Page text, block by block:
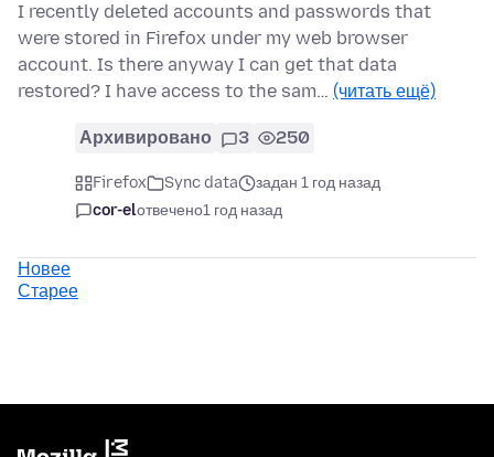
I recently deleted accounts and passwords that
were stored in Firefox under my web browser
account. Is there anyway I can get that data
restored? I have access to the sam… (читать ещё)
Архивировано 3 250
Firefox Sync data
задан 1 год назад
cor-elотвечено1 год назад
Новее
Старее